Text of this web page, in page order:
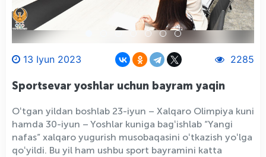
13 Iyun 2023 2285
Sportsevar yoshlar uchun bayram yaqin
Oʻtgan yildan boshlab 23-iyun – Xalqaro Olimpiya kuni
hamda 30-iyun – Yoshlar kuniga bagʻishlab “Yangi
nafas” xalqaro yugurish musobaqasini oʻtkazish yoʻlga
qoʻyildi. Bu yil ham ushbu sport bayramini katta